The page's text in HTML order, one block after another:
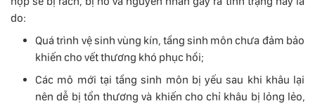
do:
Quá trình vệ sinh vùng kín, tầng sinh môn chưa đảm bảo
khiến cho vết thương khó phục hồi;
Các mô mới tại tầng sinh môn bị yếu sau khi khâu lại
nên dễ bị tổn thương và khiến cho chỉ khâu bị lỏng lẻo,